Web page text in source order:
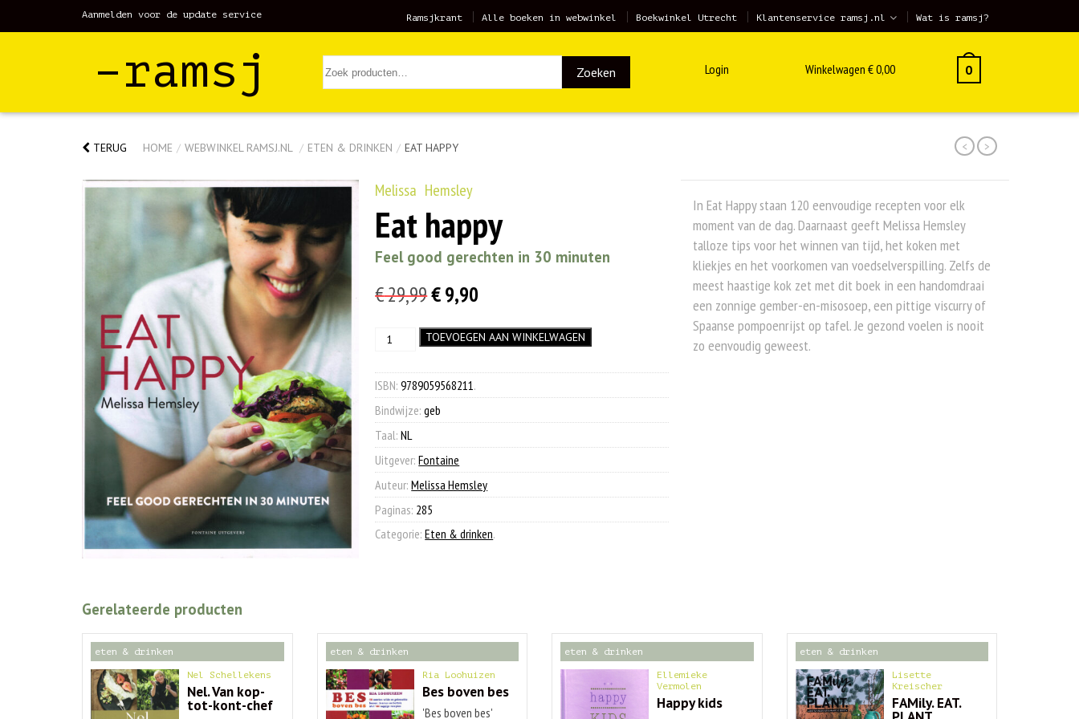
Aanmelden voor de update service Ramsjkrant Alle boeken in webwinkel Boekwinkel Utrecht Klantenservice ramsj.nl Wat is ramsj?
–ramsj Zoeken Login Winkelwagen €0,00 0
TERUG HOME / WEBWINKEL RAMSJ.NL / ETEN & DRINKEN / EAT HAPPY < >
Melissa Hemsley
Eat happy
Feel good gerechten in 30 minuten
€29,99Oorspronkelijke
was:
€ 29,99.
€9,90
is:
€ 9,90.
Eat
TOEVOEGEN AAN WINKELWAGEN
ISBN:9789059568211 .
Bindwijze:geb
Taal:NL
Uitgever:Fontaine
Auteur:Melissa Hemsley
Paginas: 285
Categorie:Eten & drinken.
In Eat Happy staan 120 eenvoudige recepten voor elk
moment van de dag. Daarnaast geeft Melissa Hemsley
talloze tips voor het winnen van tijd, het koken met
kliekjes en het voorkomen van voedselverspilling. Zelfs de
meest haastige kok zet met dit boek in een handomdraai
een zonnige gember-en-misosoep, een pittige viscurry of
Spaanse pompoenrijst op tafel. Je gezond voelen is nooit
zo eenvoudig geweest.
Gerelateerde producten
eten & drinken
Nel Schellekens
Nel. Van kop-
tot-kont-chef
eten & drinken
Ria Loohuizen
Bes boven bes
'Bes boven bes'
eten & drinken
Ellemieke
Vermolen
Happy kids
eten & drinken
Lisette
Kreischer
FAMily. EAT.